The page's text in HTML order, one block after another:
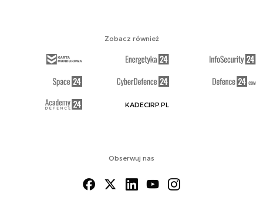
Obserwuj nas
Zobacz również
KADECIRP.PL